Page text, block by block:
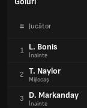
# Jucător
1 L. Bonis
Înainte
2 T. Naylor
Mijlocaș
3 D. Markanday
Înainte